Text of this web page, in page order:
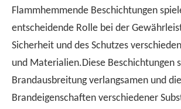
Flammhemmende Beschichtungen
entscheidende Rolle bei der
Sicherheit und des Schutzes
und Materialien.Diese Beschichtungen
Brandausbreitung verlangsamen und die
Brandeigenschaften verschiedener